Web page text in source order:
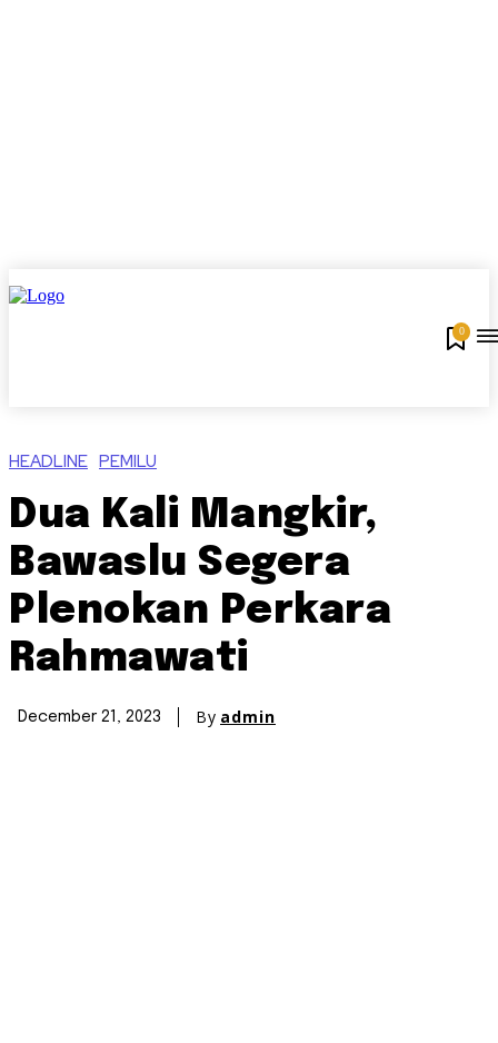
0
HEADLINE PEMILU
Dua Kali Mangkir,
Bawaslu Segera
Plenokan Perkara
Rahmawati
December 21, 2023 By admin